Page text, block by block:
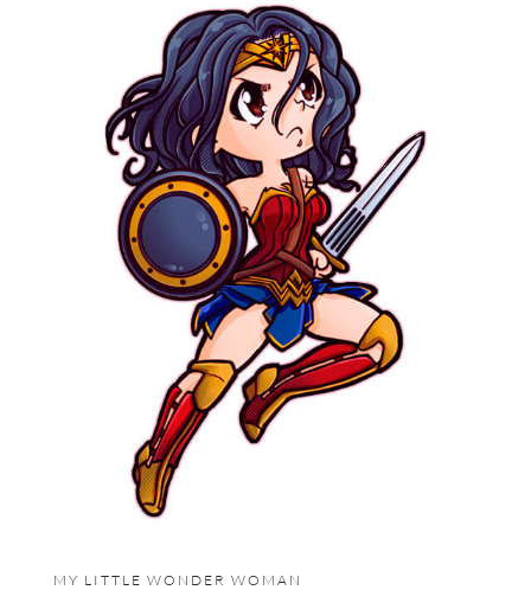
MY LITTLE WONDER WOMAN